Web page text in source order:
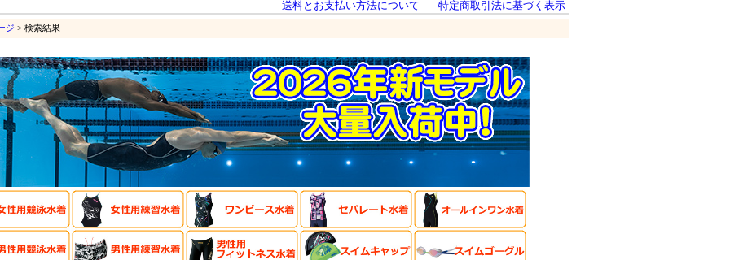
送料とお支払い方法について 特定商取引法に基づく表示
ジ > 検索結果